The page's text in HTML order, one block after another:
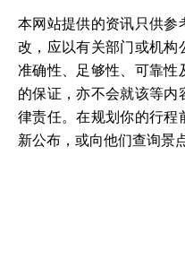
本网站提供的资讯只供参
改，应以有关部门或机构
准确性、足够性、可靠性
的保证，亦不会就该等内
律责任。在规划你的行程
新公布，或向他们查询景